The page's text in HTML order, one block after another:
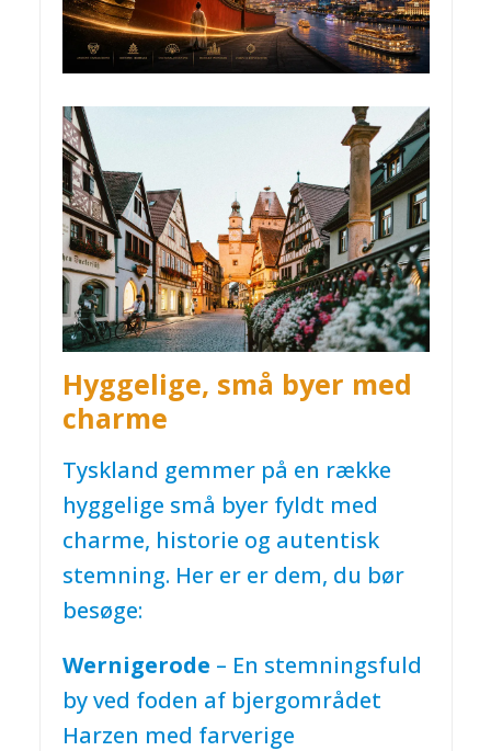
Hyggelige, små byer med
charme
Tyskland gemmer på en række
hyggelige små byer fyldt med
charme, historie og autentisk
stemning. Her er er dem, du bør
besøge:
Wernigerode – En stemningsfuld
by ved foden af bjergområdet
Harzen med farverige